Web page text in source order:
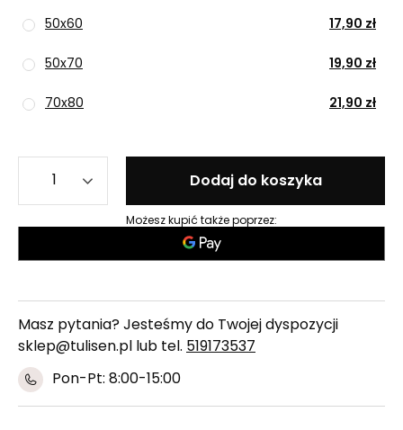
50x60 17,90 zł
50x70 19,90 zł
70x80 21,90 zł
Dodaj do koszyka
Możesz kupić także poprzez:
Masz pytania? Jesteśmy do Twojej dyspozycji
sklep@tulisen.pl lub tel. 519173537
Pon-Pt: 8:00-15:00